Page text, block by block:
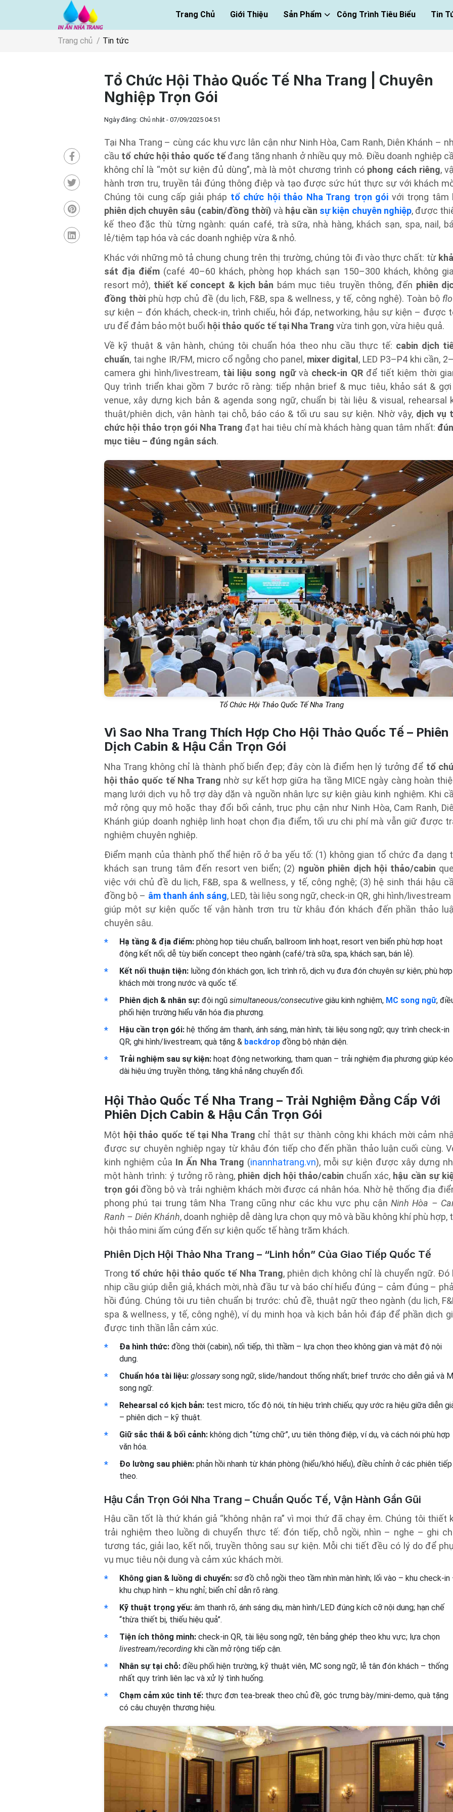
Trang Chủ Giới Thiệu Sản Phẩm Công Trình Tiêu Biểu Tin
Trang chủ Tin tức
Tổ Chức Hội Thảo Quốc Tế Nha Trang | Chuyên
Nghiệp Trọn Gói
Ngày đăng: Chủ nhật - 07/09/2025 04:51
Tại Nha Trang – cùng các khu vực lân cận như Ninh Hòa, Cam Ranh, Diên Khánh –
cầu tổ chức hội thảo quốc tếđang tăng nhanh ở nhiều quy mô. Điều doanh nghiệp
không chỉ là “một sự kiện đủ dùng”, mà là một chương trình có phong cách riêng,
hành trơn tru, truyền tải đúng thông điệp và tạo được sức hút thực sự với khách
Chúng tôi cung cấp giải pháp tổ chức hội thảo Nha Trang trọn gói với trọng tâm
phiên dịch chuyên sâu (cabin/đồng thời) và hậu cần sự kiện chuyên nghiệp, được
kế theo đặc thù từng ngành: quán café, trà sữa, nhà hàng, khách sạn, spa, nail,
lẻ/tiệm tạp hóa và các doanh nghiệp vừa & nhỏ.
Khác với những mô tả chung chung trên thị trường, chúng tôi đi vào thực chất: từ
sát địa điểm (café 40–60 khách, phòng họp khách sạn 150–300 khách, không
resort mở), thiết kế concept & kịch bản bám mục tiêu truyền thông, đến phiên
đồng thời phù hợp chủ đề (du lịch, F&B, spa & wellness, y tế, công nghệ). Toàn bộ
sự kiện – đón khách, check-in, trình chiếu, hỏi đáp, networking, hậu sự kiện – được
ưu để đảm bảo một buổi hội thảo quốc tế tại Nha Trang vừa tinh gọn, vừa hiệu quả.
Về kỹ thuật & vận hành, chúng tôi chuẩn hóa theo nhu cầu thực tế: cabin dịch
chuẩn, tai nghe IR/FM, micro cổ ngỗng cho panel, mixer digital, LED P3–P4 khi cần,
camera ghi hình/livestream, tài liệu song ngữvà check-in QRđể tiết kiệm thời
Quy trình triển khai gồm 7 bước rõ ràng: tiếp nhận brief & mục tiêu, khảo sát &
venue, xây dựng kịch bản & agenda song ngữ, chuẩn bị tài liệu & visual, rehearsal
thuật/phiên dịch, vận hành tại chỗ, báo cáo & tối ưu sau sự kiện. Nhờ vậy, dịch vụ
chức hội thảo trọn gói Nha Trang đạt hai tiêu chí mà khách hàng quan tâm nhất:
mục tiêu – đúng ngân sách.
Tổ Chức Hội Thảo Quốc Tế Nha Trang
Vì Sao Nha Trang Thích Hợp Cho Hội Thảo Quốc Tế – Phiên
Dịch Cabin & Hậu Cần Trọn Gói
Nha Trang không chỉ là thành phố biển đẹp; đây còn là điểm hẹn lý tưởng để tổ
hội thảo quốc tế Nha Trang nhờ sự kết hợp giữa hạ tầng MICE ngày càng hoàn
mạng lưới dịch vụ hỗ trợ dày dặn và nguồn nhân lực sự kiện giàu kinh nghiệm. Khi
mở rộng quy mô hoặc thay đổi bối cảnh, trục phụ cận như Ninh Hòa, Cam Ranh,
Khánh giúp doanh nghiệp linh hoạt chọn địa điểm, tối ưu chi phí mà vẫn giữ được
nghiệm chuyên nghiệp.
Điểm mạnh của thành phố thể hiện rõ ở ba yếu tố: (1) không gian tổ chức đa dạng
khách sạn trung tâm đến resort ven biển; (2) nguồn phiên dịch hội thảo/cabin
việc với chủ đề du lịch, F&B, spa & wellness, y tế, công nghệ; (3) hệ sinh thái hậu
đồng bộ – âm thanh ánh sáng, LED, tài liệu song ngữ, check-in QR, ghi hình/
giúp một sự kiện quốc tế vận hành trơn tru từ khâu đón khách đến phần thảo
chuyên sâu.
Hạ tầng & địa điểm: phòng họp tiêu chuẩn, ballroom linh hoạt, resort ven biển phù hợp hoạt
động kết nối; dễ tùy biến concept theo ngành (café/trà sữa, spa, khách sạn, bán lẻ).
Kết nối thuận tiện: luồng đón khách gọn, lịch trình rõ, dịch vụ đưa đón chuyên sự kiện; phù hợp
khách mời trong nước và quốc tế.
Phiên dịch & nhân sự: đội ngũ simultaneous/consecutive giàu kinh nghiệm, MC song ngữ,
phối hiện trường hiểu văn hóa địa phương.
Hậu cần trọn gói: hệ thống âm thanh, ánh sáng, màn hình; tài liệu song ngữ; quy trình check-in
QR; ghi hình/livestream; quà tặng & backdrop đồng bộ nhận diện.
Trải nghiệm sau sự kiện: hoạt động networking, tham quan – trải nghiệm địa phương giúp kéo
dài hiệu ứng truyền thông, tăng khả năng chuyển đổi.
Hội Thảo Quốc Tế Nha Trang – Trải Nghiệm Đẳng Cấp Với
Phiên Dịch Cabin & Hậu Cần Trọn Gói
Một hội thảo quốc tế tại Nha Trang chỉ thật sự thành công khi khách mời cảm
được sự chuyên nghiệp ngay từ khâu đón tiếp cho đến phần thảo luận cuối cùng.
kinh nghiệm của In Ấn Nha Trang (inannhatrang.vn), mỗi sự kiện được xây dựng
một hành trình: ý tưởng rõ ràng, phiên dịch hội thảo/cabin chuẩn xác, hậu cần sự
trọn góiđồng bộ và trải nghiệm khách mời được cá nhân hóa. Nhờ hệ thống địa
phong phú tại trung tâm Nha Trang cũng như các khu vực phụ cậnNinh Hòa –
Ranh – Diên Khánh, doanh nghiệp dễ dàng lựa chọn quy mô và bầu không khí phù hợp,
hội thảo mini ấm cúng đến sự kiện quốc tế hàng trăm khách.
Phiên Dịch Hội Thảo Nha Trang – “Linh hồn” Của Giao Tiếp Quốc Tế
Trong tổ chức hội thảo quốc tế Nha Trang, phiên dịch không chỉ là chuyển ngữ. Đó
nhịp cầu giúp diễn giả, khách mời, nhà đầu tư và báo chí hiểu đúng – cảm đúng –
hồi đúng. Chúng tôi ưu tiên chuẩn bị trước: chủ đề, thuật ngữ theo ngành (du lịch,
spa & wellness, y tế, công nghệ), ví dụ minh họa và kịch bản hỏi đáp để phần dịch
được tinh thần lẫn cảm xúc.
Đa hình thức: đồng thời (cabin), nối tiếp, thì thầm – lựa chọn theo không gian và mật độ nội
dung.
Chuẩn hóa tài liệu: glossarysong ngữ, slide/handout thống nhất; brief trước cho diễn giả và
song ngữ.
Rehearsal có kịch bản: test micro, tốc độ nói, tín hiệu trình chiếu; quy ước ra hiệu giữa diễn
– phiên dịch – kỹ thuật.
Giữ sắc thái & bối cảnh: không dịch “từng chữ”, ưu tiên thông điệp, ví dụ, và cách nói phù hợp
văn hóa.
Đo lường sau phiên: phản hồi nhanh từ khán phòng (hiểu/khó hiểu), điều chỉnh ở các phiên tiếp
theo.
Hậu Cần Trọn Gói Nha Trang – Chuẩn Quốc Tế, Vận Hành Gần Gũi
Hậu cần tốt là thứ khán giả “không nhận ra” vì mọi thứ đã chạy êm. Chúng tôi thiết
trải nghiệm theo luồng di chuyển thực tế: đón tiếp, chỗ ngồi, nhìn – nghe – ghi
tương tác, giải lao, kết nối, truyền thông sau sự kiện. Mỗi chi tiết đều có lý do để
vụ mục tiêu nội dung và cảm xúc khách mời.
Không gian & luồng di chuyển: sơ đồ chỗ ngồi theo tầm nhìn màn hình; lối vào – khu check-in
khu chụp hình – khu nghỉ; biển chỉ dẫn rõ ràng.
Kỹ thuật trọng yếu: âm thanh rõ, ánh sáng dịu, màn hình/LED đúng kích cỡ nội dung; hạn chế
“thừa thiết bị, thiếu hiệu quả”.
Tiện ích thông minh: check-in QR, tài liệu song ngữ, tên bảng ghép theo khu vực; lựa chọn
livestream/recording khi cần mở rộng tiếp cận.
Nhân sự tại chỗ: điều phối hiện trường, kỹ thuật viên, MC song ngữ, lễ tân đón khách – thống
nhất quy trình liên lạc và xử lý tình huống.
Chạm cảm xúc tinh tế: thực đơn tea-break theo chủ đề, góc trưng bày/mini-demo, quà tặng
có câu chuyện thương hiệu.